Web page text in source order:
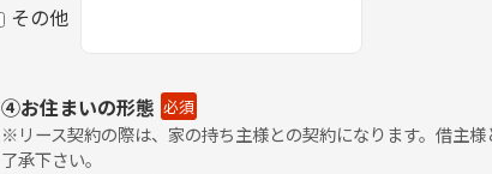
その他
④お住まいの形態 必須
※リース契約の際は、家の持ち主様との契約になります。借主
了承下さい。